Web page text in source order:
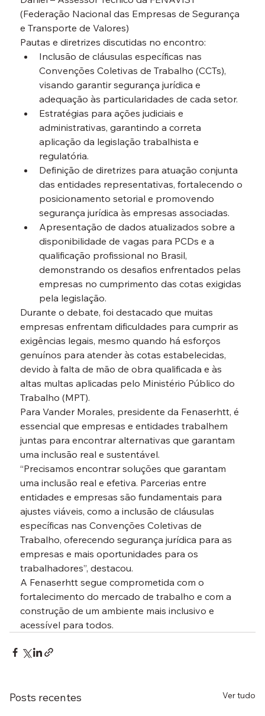
(Federação Nacional das Empresas de Segurança
e Transporte de Valores)
Pautas e diretrizes discutidas no encontro:
Inclusão de cláusulas específicas nas
Convenções Coletivas de Trabalho (CCTs),
visando garantir segurança jurídica e
adequação às particularidades de cada setor.
Estratégias para ações judiciais e
administrativas, garantindo a correta
aplicação da legislação trabalhista e
regulatória.
Definição de diretrizes para atuação conjunta
das entidades representativas, fortalecendo o
posicionamento setorial e promovendo
segurança jurídica às empresas associadas.
Apresentação de dados atualizados sobre a
disponibilidade de vagas para PCDs e a
qualificação profissional no Brasil,
demonstrando os desafios enfrentados pelas
empresas no cumprimento das cotas exigidas
pela legislação.
Durante o debate, foi destacado que muitas
empresas enfrentam dificuldades para cumprir as
exigências legais, mesmo quando há esforços
genuínos para atender às cotas estabelecidas,
devido à falta de mão de obra qualificada e às
altas multas aplicadas pelo Ministério Público do
Trabalho (MPT).
Para Vander Morales, presidente da Fenaserhtt, é
essencial que empresas e entidades trabalhem
juntas para encontrar alternativas que garantam
uma inclusão real e sustentável.
“Precisamos encontrar soluções que garantam
uma inclusão real e efetiva. Parcerias entre
entidades e empresas são fundamentais para
ajustes viáveis, como a inclusão de cláusulas
específicas nas Convenções Coletivas de
Trabalho, oferecendo segurança jurídica para as
empresas e mais oportunidades para os
trabalhadores”, destacou.
A Fenaserhtt segue comprometida com o
fortalecimento do mercado de trabalho e com a
construção de um ambiente mais inclusivo e
acessível para todos.
Posts recentes Ver tudo